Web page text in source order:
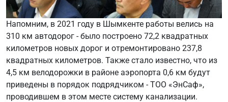
Напомним, в 2021 году в Шымкенте работы велись на
310 км автодорог - было построено 72,2 квадратных
километров новых дорог и отремонтировано 237,8
квадратных километров. Также стало известно, что из
4,5 км велодорожки в районе аэропорта 0,6 км будут
приведены в порядок подрядчиком - ТОО «ЭнСаф»,
проводившем в этом месте систему канализации.